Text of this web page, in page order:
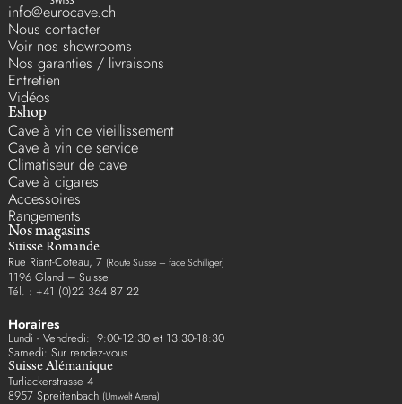
info@eurocave.ch
Nous contacter
Voir nos showrooms
Nos garanties / livraisons
Entretien
Vidéos
Eshop
Cave à vin de vieillissement
Cave à vin de service
Climatiseur de cave
Cave à cigares
Accessoires
Rangements
Nos magasins
Suisse Romande
Rue Riant-Coteau, 7 (Route Suisse – face Schilliger)
1196 Gland – Suisse
Tél. : +41 (0)22 364 87 22
Horaires
Lundi - Vendredi: 9:00-12:30 et 13:30-18:30
Samedi: Sur rendez-vous
Suisse Alémanique
Turliackerstrasse 4
8957 Spreitenbach (Umwelt Arena)